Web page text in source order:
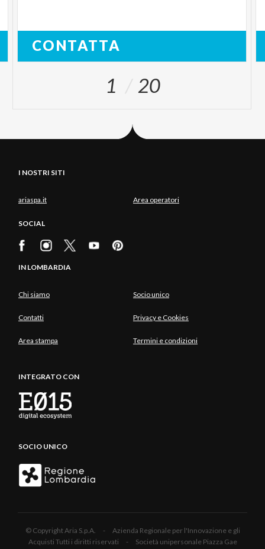
CONTATTA
1 20
I NOSTRI SITI
ariaspa.it Area operatori
SOCIAL
IN LOMBARDIA
Chi siamo Socio unico
Contatti Privacy e Cookies
Area stampa Termini e condizioni
INTEGRATO CON
SOCIO UNICO
© Copyright Aria S.p.A. - Azienda Regionale per l'Innovazione e gli
Acquisti Tutti i diritti riservati - Società unipersonale Piazza Gae